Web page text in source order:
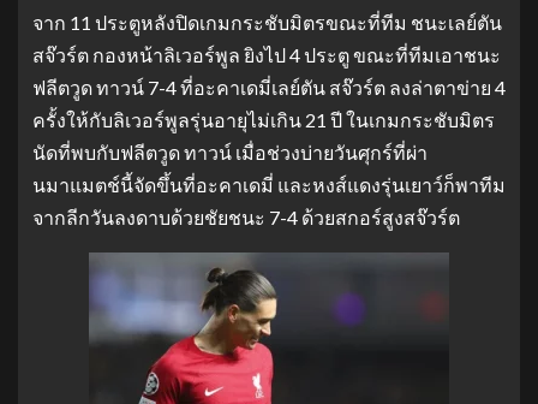
จาก 11 ประตูหลังปิดเกมกระชับมิตรขณะที่ทีม ชนะเลย์ตัน
สจ๊วร์ต กองหน้าลิเวอร์พูล ยิงไป 4 ประตู ขณะที่ทีมเอาชนะ
ฟลีตวูด ทาวน์ 7-4 ที่อะคาเดมี่เลย์ตัน สจ๊วร์ต ลงล่าตาข่าย 4
ครั้งให้กับลิเวอร์พูลรุ่นอายุไม่เกิน 21 ปี ในเกมกระชับมิตร
นัดที่พบกับฟลีตวูด ทาวน์ เมื่อช่วงบ่ายวันศุกร์ที่ผ่า
นมาแมตช์นี้จัดขึ้นที่อะคาเดมี่ และหงส์แดงรุ่นเยาว์ก็พาทีม
จากลีกวันลงดาบด้วยชัยชนะ 7-4 ด้วยสกอร์สูงสจ๊วร์ต